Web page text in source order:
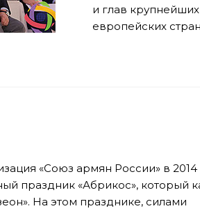
и глав
европейских
«Союз армян России» в 2014
праздник «Абрикос», который
На этом празднике, силами